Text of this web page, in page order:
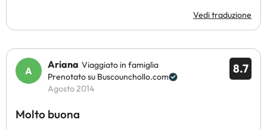
Vedi traduzione
8.7
Ariana Viaggiato in famiglia
Prenotato su Buscounchollo.com
Agosto 2014
Molto buona